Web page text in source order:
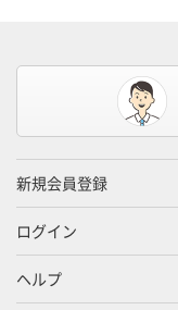
新規会員登録
ログイン
ヘルプ